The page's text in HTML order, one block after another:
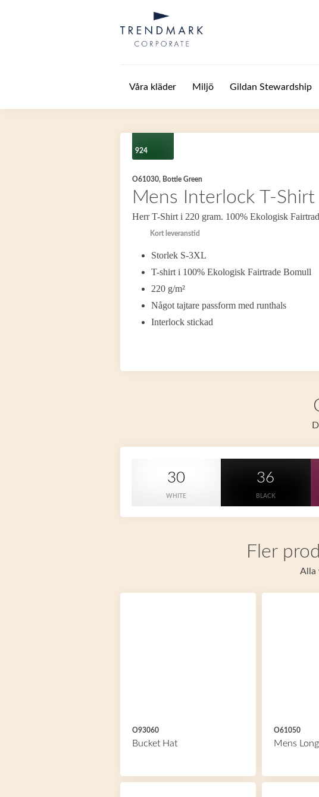
Våra kläder Miljö Gildan Stewardship
924
O61030, Bottle Green
Mens Interlock T-Shirt
Herr T-Shirt i 220 gram. 100% Ekologisk
Kort leveranstid
Storlek S-3XL
T-shirt i 100% Ekologisk Fairtrade Bomull
220 g/m²
Något tajtare passform med runthals
Interlock stickad
30
WHITE
36
BLACK
Fler
Alla
O93060
Bucket Hat
O61050
Mens